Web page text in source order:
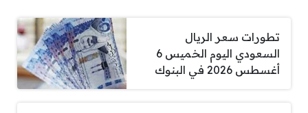
تطورات سعر الريال
السعودي اليوم الخميس 6
أغسطس 2026 في البنوك